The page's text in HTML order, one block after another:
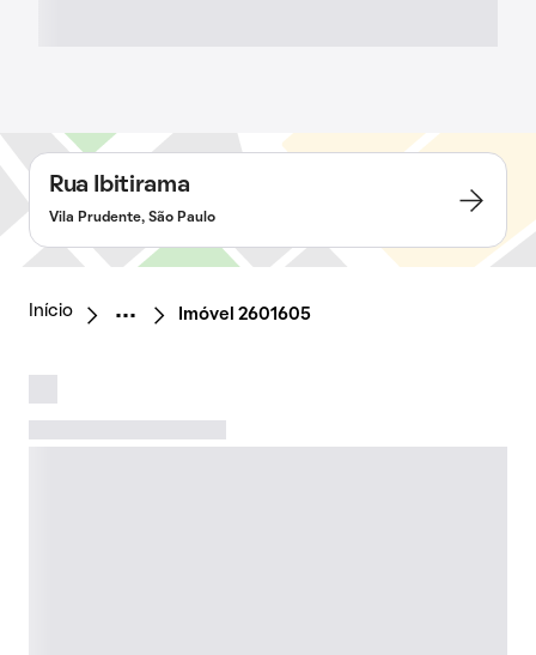
Rua Ibitirama
Vila Prudente, São Paulo
Início Imóvel 2601605